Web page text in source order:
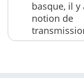
basque, il y
notion de